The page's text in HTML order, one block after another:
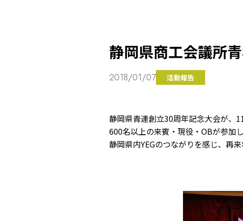
静岡県商工会議所
2018/01/07 活動報告
静岡県青連創立30周年記念大会が、
600名以上の来賓・現役・OBが参加
静岡県内YEGのつながりを感じ、再